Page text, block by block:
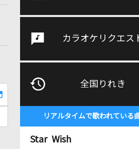
カラオケリクエス
全国りれき
リアルタイムで歌われている
Star Wish